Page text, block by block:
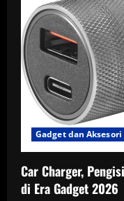
Gadget dan Aksesori
Car Charger,
di Era Gadget 2026